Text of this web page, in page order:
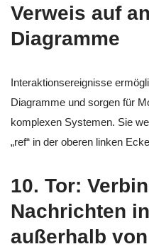
Verweis auf
Diagramme
Interaktionsereignisse
Diagramme und sorgen für
komplexen Systemen. Sie
„ref“ in der oberen linken
10. Tor:
Nachrichten
außerhalb